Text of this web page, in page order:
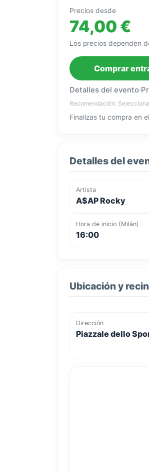
Precios desde
74,00 €
Los precios dependen
Comprar
Detalles del evento·
Recomendación:
Finalizas tu compra en
Detalles del
Artista
A$AP Rocky
Hora de inicio (Milán)
16:00
Ubicación y
Dirección
Piazzale dello